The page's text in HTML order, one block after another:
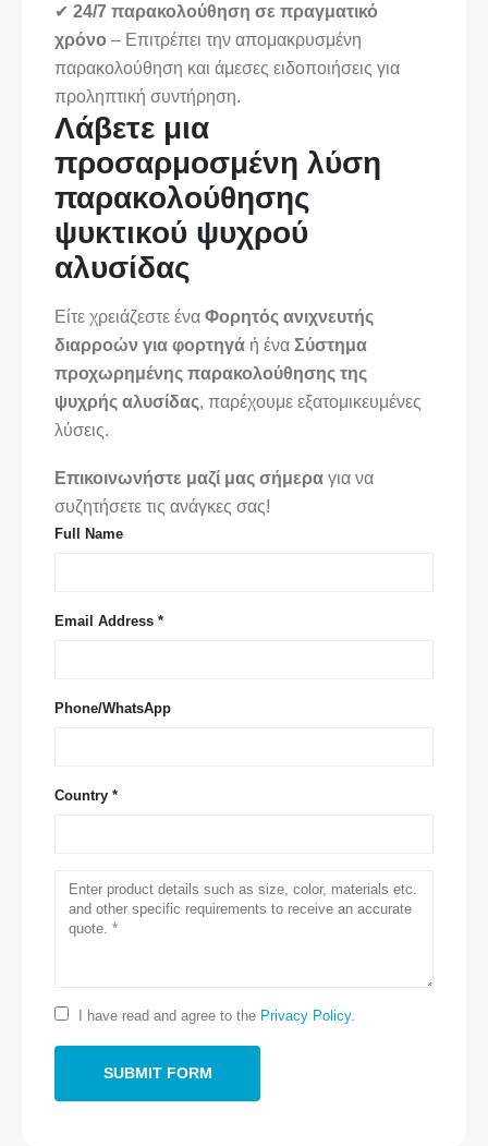
✔ 24/7 παρακολούθηση σε πραγματικό
χρόνο – Επιτρέπει την απομακρυσμένη
παρακολούθηση και άμεσες ειδοποιήσεις για
προληπτική συντήρηση.
Λάβετε μια
προσαρμοσμένη λύση
παρακολούθησης
ψυκτικού ψυχρού
αλυσίδας
Είτε χρειάζεστε ένα Φορητός ανιχνευτής
διαρροών για φορτηγά ή ένα Σύστημα
προχωρημένης παρακολούθησης της
ψυχρής αλυσίδας, παρέχουμε εξατομικευμένες
λύσεις.
Επικοινωνήστε μαζί μας σήμερα για να
συζητήσετε τις ανάγκες σας!
Full Name
Email Address *
Phone/WhatsApp
Country *
I have read and agree to the Privacy Policy.
Zhengzhou
E-mail:cece@winsensor.com